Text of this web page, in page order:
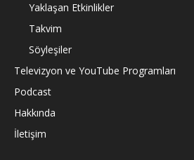
Yaklaşan Etkinlikler
Takvim
Söyleşiler
Televizyon ve YouTube Programları
Podcast
Hakkında
İletişim